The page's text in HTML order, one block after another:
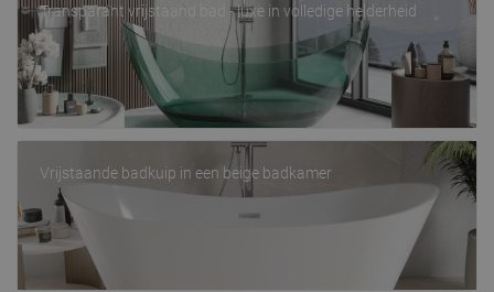
Transparant vrijstaand bad - luxe in volledige helderheid
Vrijstaande badkuip in een beige badkamer